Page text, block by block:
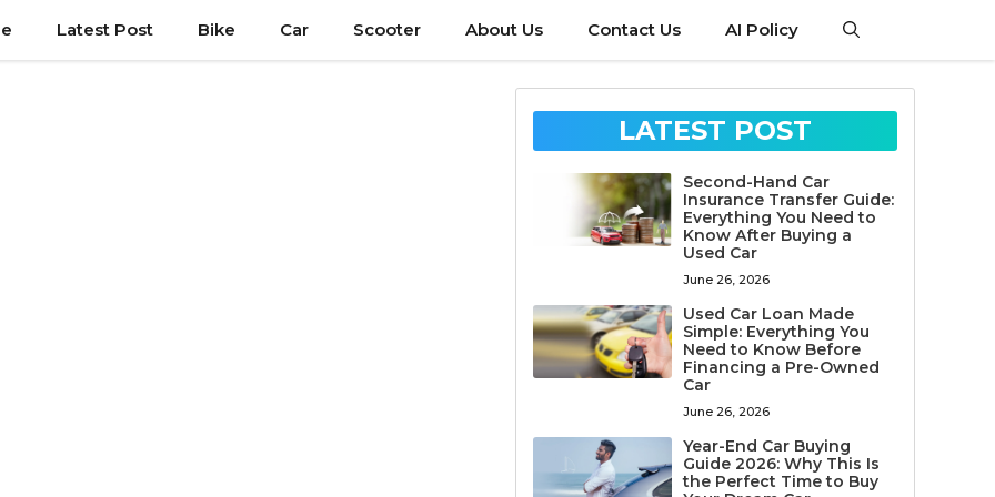
Latest Post Bike Car Scooter About Us Contact Us AI Policy
LATEST POST
Second-Hand Car
Insurance Transfer Guide:
Everything You Need to
Know After Buying a
Used Car
June 26, 2026
Used Car Loan Made
Simple: Everything You
Need to Know Before
Financing a Pre-Owned
Car
June 26, 2026
Year-End Car Buying
Guide 2026: Why This Is
the Perfect Time to Buy